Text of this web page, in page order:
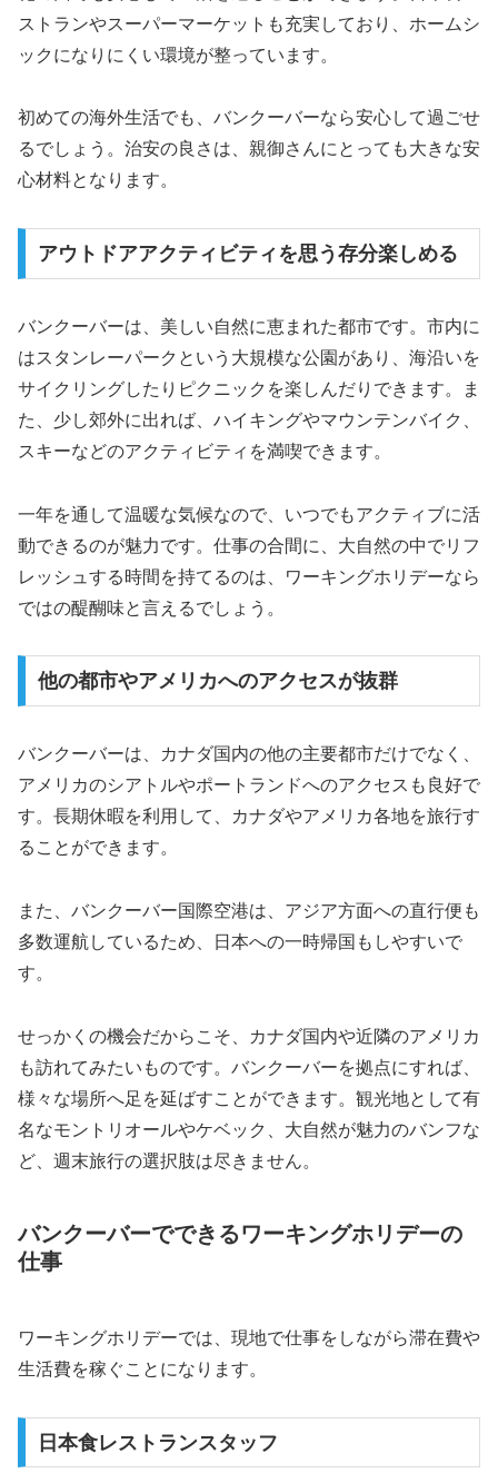
ストランやスーパーマーケットも充実しており、ホームシ
ックになりにくい環境が整っています。
初めての海外生活でも、バンクーバーなら安心して過ごせ
るでしょう。治安の良さは、親御さんにとっても大きな安
心材料となります。
アウトドアアクティビティを思う存分楽しめる
バンクーバーは、美しい自然に恵まれた都市です。市内に
はスタンレーパークという大規模な公園があり、海沿いを
サイクリングしたりピクニックを楽しんだりできます。ま
た、少し郊外に出れば、ハイキングやマウンテンバイク、
スキーなどのアクティビティを満喫できます。
一年を通して温暖な気候なので、いつでもアクティブに活
動できるのが魅力です。仕事の合間に、大自然の中でリフ
レッシュする時間を持てるのは、ワーキングホリデーなら
ではの醍醐味と言えるでしょう。
他の都市やアメリカへのアクセスが抜群
バンクーバーは、カナダ国内の他の主要都市だけでなく、
アメリカのシアトルやポートランドへのアクセスも良好で
す。長期休暇を利用して、カナダやアメリカ各地を旅行す
ることができます。
また、バンクーバー国際空港は、アジア方面への直行便も
多数運航しているため、日本への一時帰国もしやすいで
す。
せっかくの機会だからこそ、カナダ国内や近隣のアメリカ
も訪れてみたいものです。バンクーバーを拠点にすれば、
様々な場所へ足を延ばすことができます。観光地として有
名なモントリオールやケベック、大自然が魅力のバンフな
ど、週末旅行の選択肢は尽きません。
バンクーバーでできるワーキングホリデーの
仕事
ワーキングホリデーでは、現地で仕事をしながら滞在費や
生活費を稼ぐことになります。
日本食レストランスタッフ